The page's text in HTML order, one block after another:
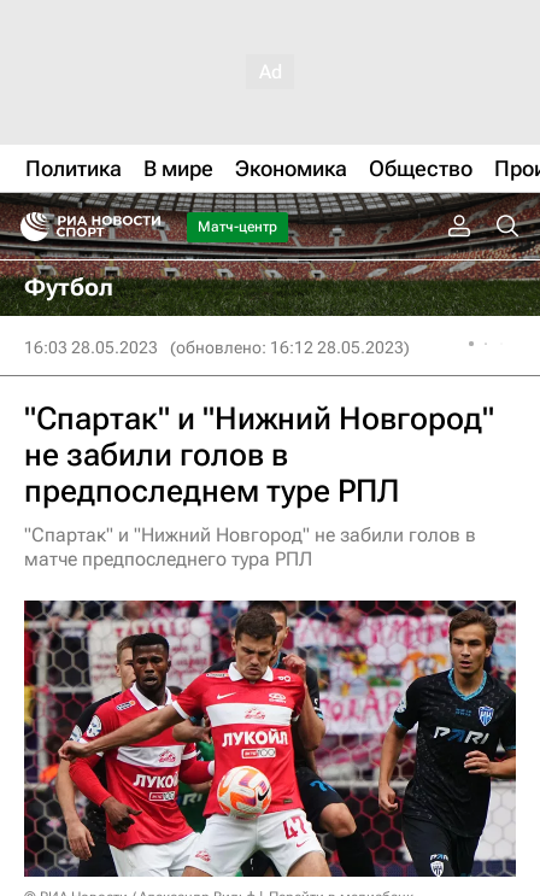
Политика В мире Экономика Общество
Матч-центр
Футбол
16:03 28.05.2023 (обновлено: 16:12 28.05.2023)
"Спартак" и "Нижний Новгород"
не забили голов в
предпоследнем туре РПЛ
"Спартак" и "Нижний Новгород" не забили голов в
матче предпоследнего тура РПЛ